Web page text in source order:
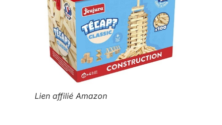
Lien affilié Amazon